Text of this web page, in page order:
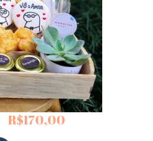
R$170,00